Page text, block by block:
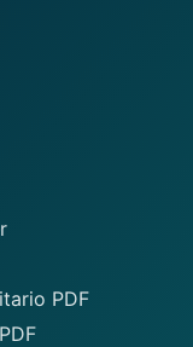
PDF